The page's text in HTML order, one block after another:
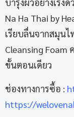
Na Ha Thai by
เรียบลื่นจากสมุนไ
Cleansing Foam
ขั้นตอนเดียว
ช่องทางการซื้อ :
https://